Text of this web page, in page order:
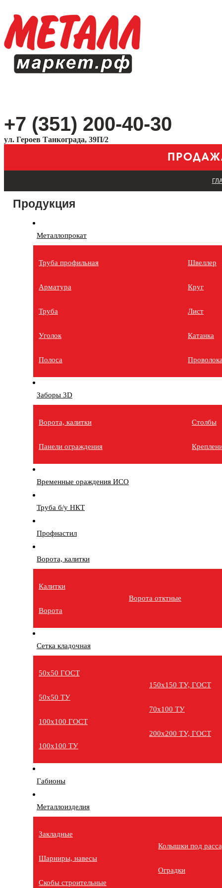
+7 (351) 200-40-30
ул. Героев Танкограда, 39П/2
Продукция
Металлопрокат
Труба профильная
Арматура
Труба
Уголок
Полоса
Швеллер
Круг
Лист
Катанка
Заборы 3D
Ворота, калитки
Панели ограждения
Столбы
Временные ораждения ИСО
Труба б/у НКТ
Профнастил
Ворота, калитки
Калитки
Ворота
Ворота отктные
Сетка кладочная
50х50 ГОСТ
50х50 ТУ
100х100 ГОСТ
100х100 ТУ
150х150 ТУ, ГОСТ
70х100 ТУ
200х200 ТУ, ГОСТ
Габионы
Металлоизделия
Закладные
Шарниры, навесы
Скобы строительные
Колышки под
Оградки